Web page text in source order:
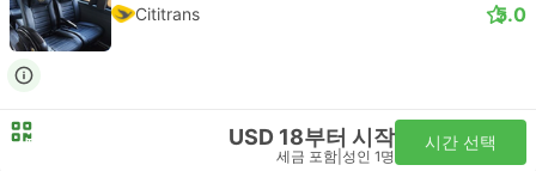
Cititrans 5.0
USD 18부터 시작
세금 포함 성인 1명
시간 선택